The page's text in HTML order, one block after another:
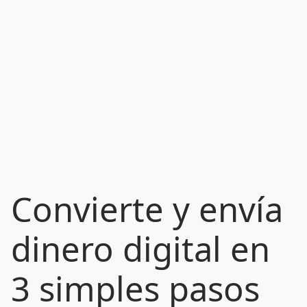
Convierte y envía
dinero digital en
3 simples pasos